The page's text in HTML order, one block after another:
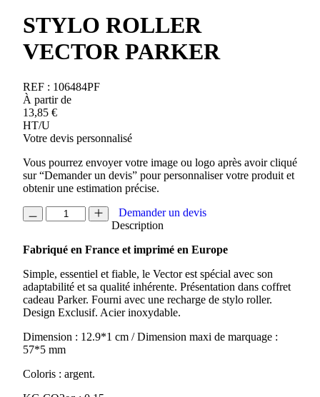
STYLO ROLLER
VECTOR PARKER
REF : 106484PF
À partir de
13,85 €
HT/U
Votre devis personnalisé
Vous pourrez envoyer votre image ou logo après avoir cliqué
sur “Demander un devis” pour personnaliser votre produit et
obtenir une estimation précise.
quantité
de
ROLLER
PARKER
Demander un devis
Description
Fabriqué en France et imprimé en Europe
Simple, essentiel et fiable, le Vector est spécial avec son
adaptabilité et sa qualité inhérente. Présentation dans coffret
cadeau Parker. Fourni avec une recharge de stylo roller.
Design Exclusif. Acier inoxydable.
Dimension : 12.9*1 cm / Dimension maxi de marquage :
57*5 mm
Coloris : argent.